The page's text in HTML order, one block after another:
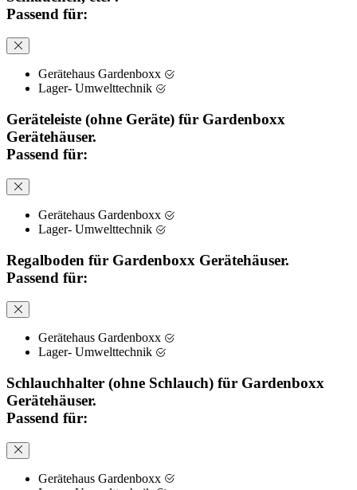
Passend für:
Gerätehaus Gardenboxx
Lager- Umwelttechnik
Geräteleiste (ohne Geräte) für Gardenboxx
Gerätehäuser.
Passend für:
Gerätehaus Gardenboxx
Lager- Umwelttechnik
Regalboden für Gardenboxx Gerätehäuser.
Passend für:
Gerätehaus Gardenboxx
Lager- Umwelttechnik
Schlauchhalter (ohne Schlauch) für Gardenboxx
Gerätehäuser.
Passend für:
Gerätehaus Gardenboxx